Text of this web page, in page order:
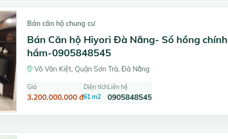
Bán căn hộ chung cư
Bán Căn hộ Hiyori Đà Nẵng- Sổ hồng
hầm-0905848545
Võ Văn Kiệt, Quận Sơn Trà, Đà Nẵng
Giá
3.200.000.000 đ
Diện tích
61 m2
Liên hệ
0905848545